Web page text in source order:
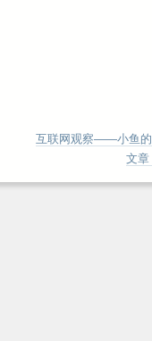
互联网观察——小鱼的
文章